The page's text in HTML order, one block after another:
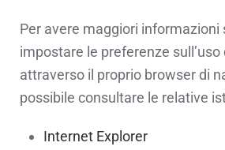
Per avere maggiori informazioni
impostare le preferenze sull’uso
attraverso il proprio browser di
possibile consultare le relative
Internet Explorer